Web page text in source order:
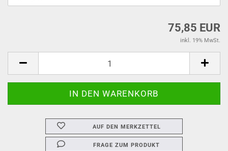
75,85 EUR
inkl. 19% MwSt.
AUF DEN MERKZETTEL
FRAGE ZUM PRODUKT